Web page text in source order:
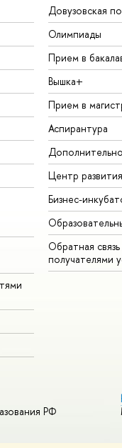
Довузовская
Олимпиады
Прием в
Вышка+
Прием в
Аспирантура
Центр
Бизнес-
Обратная
получателями
РФ